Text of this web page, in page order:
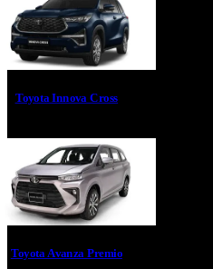
Toyota Innova Cross
Toyota Avanza Premio